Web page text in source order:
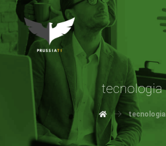
tecnologia
tecnologia